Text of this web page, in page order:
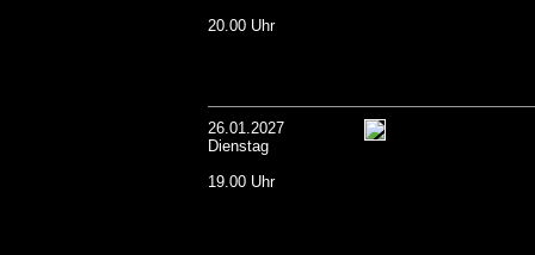
20.00 Uhr
26.01.2027
Dienstag
19.00 Uhr